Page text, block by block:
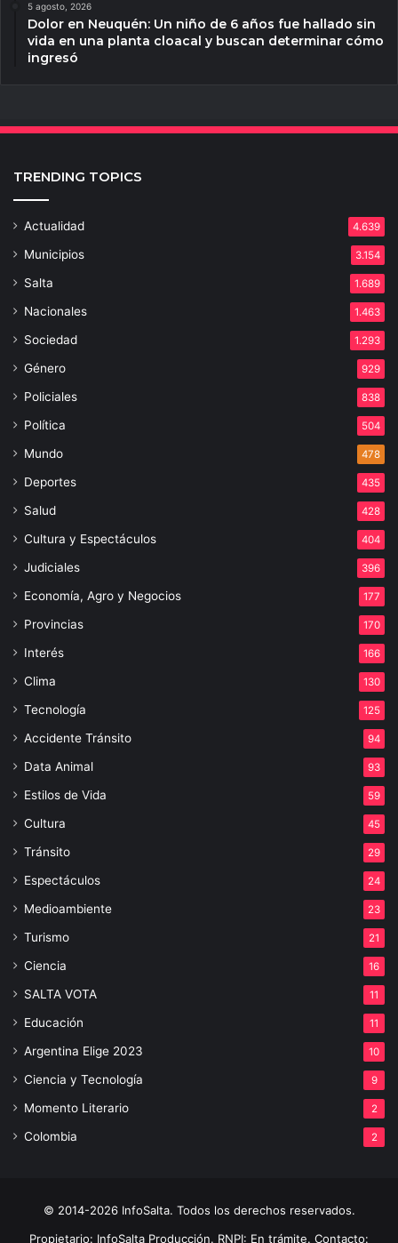
5 agosto, 2026
Dolor en Neuquén: Un niño de 6 años fue hallado sin
vida en una planta cloacal y buscan determinar cómo
ingresó
TRENDING TOPICS
Actualidad 4.639
Municipios 3.154
Salta 1.689
Nacionales 1.463
Sociedad 1.293
Género 929
Policiales 838
Política 504
Mundo 478
Deportes 435
Salud 428
Cultura y Espectáculos 404
Judiciales 396
Economía, Agro y Negocios 177
Provincias 170
Interés 166
Clima 130
Tecnología 125
Accidente Tránsito 94
Data Animal 93
Estilos de Vida 59
Cultura 45
Tránsito 29
Espectáculos 24
Medioambiente 23
Turismo 21
Ciencia 16
SALTA VOTA 11
Educación 11
Argentina Elige 2023 10
Ciencia y Tecnología 9
Momento Literario 2
Colombia 2
© 2014-2026 InfoSalta. Todos los derechos reservados.
Propietario: InfoSalta Producción. RNPI: En trámite. Contacto: